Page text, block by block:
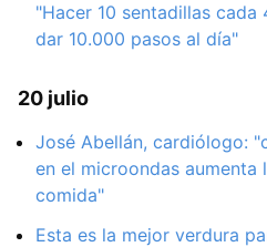
"Hacer 10 sentadillas
dar 10.000 pasos al día"
20 julio
José Abellán, cardiólogo:
en el microondas
comida"
Esta es la mejor verdura